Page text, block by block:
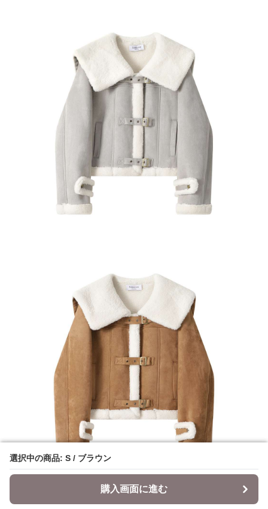
選択中の商品: S / ブラウン
購入画面に進む
選択中の商品: S / ブラウン
購入画面に進む